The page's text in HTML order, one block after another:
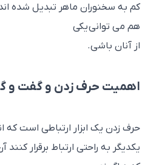
کم به سخنوران ماهر تبدیل شده
هم می توانی یکی
از آنان باشی.
اهمیت حرف زدن و گفت و گو
حرف زدن یک ابزار ارتباطی است که
یکدیگر به راحتی ارتباط برقرار کنند آن